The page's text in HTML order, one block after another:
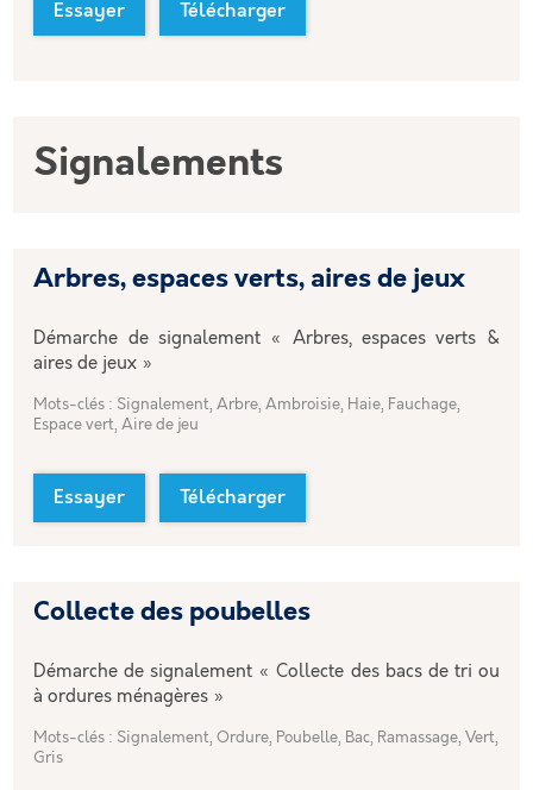
Essayer Télécharger
Signalements
Arbres, espaces verts, aires de jeux
Démarche de signalement « Arbres, espaces verts &
aires de jeux »
Mots-clés : Signalement, Arbre, Ambroisie, Haie, Fauchage,
Espace vert, Aire de jeu
Essayer Télécharger
Collecte des poubelles
Démarche de signalement « Collecte des bacs de tri ou
à ordures ménagères »
Mots-clés : Signalement, Ordure, Poubelle, Bac, Ramassage, Vert,
Gris